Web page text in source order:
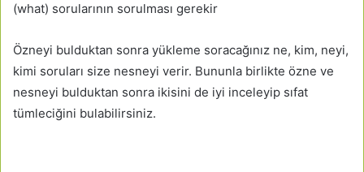
(what) sorularının sorulması gerekir
Özneyi bulduktan sonra yükleme soracağınız ne, kim, neyi,
kimi soruları size nesneyi verir. Bununla birlikte özne ve
nesneyi bulduktan sonra ikisini de iyi inceleyip sıfat
tümleciğini bulabilirsiniz.